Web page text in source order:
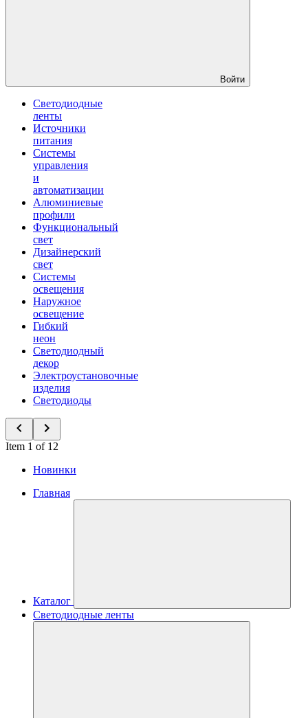
Войти
Светодиодные
ленты
Источники
питания
Системы
управления
и
автоматизации
Алюминиевые
профили
Функциональный
свет
Дизайнерский
свет
Системы
освещения
Наружное
освещение
Гибкий
неон
Светодиодный
декор
Электроустановочные
изделия
Светодиоды
Item 1 of 12
Новинки
Главная
Каталог
Светодиодные ленты